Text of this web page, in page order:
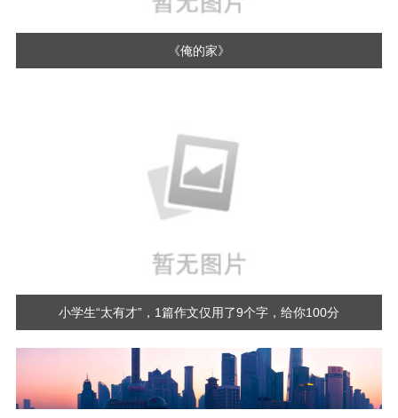
《俺的家》
小学生“太有才”，1篇作文仅用了9个字，给你100分